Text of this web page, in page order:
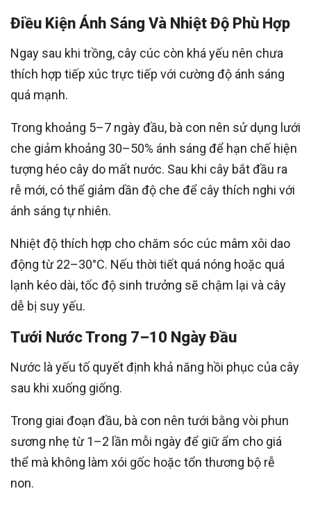
Điều Kiện Ánh Sáng Và Nhiệt Độ Phù Hợp
Ngay sau khi trồng, cây cúc còn khá yếu nên chưa
thích hợp tiếp xúc trực tiếp với cường độ ánh sáng
quá mạnh.
Trong khoảng 5–7 ngày đầu, bà con nên sử dụng lưới
che giảm khoảng 30–50% ánh sáng để hạn chế hiện
tượng héo cây do mất nước. Sau khi cây bắt đầu ra
rễ mới, có thể giảm dần độ che để cây thích nghi với
ánh sáng tự nhiên.
Nhiệt độ thích hợp cho chăm sóc cúc mâm xôi dao
động từ 22–30°C. Nếu thời tiết quá nóng hoặc quá
lạnh kéo dài, tốc độ sinh trưởng sẽ chậm lại và cây
dễ bị suy yếu.
Tưới Nước Trong 7–10 Ngày Đầu
Nước là yếu tố quyết định khả năng hồi phục của cây
sau khi xuống giống.
Trong giai đoạn đầu, bà con nên tưới bằng vòi phun
sương nhẹ từ 1–2 lần mỗi ngày để giữ ẩm cho giá
thể mà không làm xói gốc hoặc tổn thương bộ rễ
non.